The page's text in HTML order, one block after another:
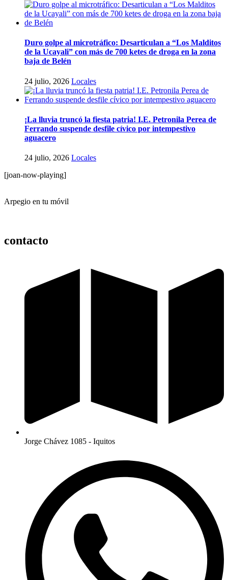
Duro golpe al microtráfico: Desarticulan a “Los Malditos
de la Ucayali” con más de 700 ketes de droga en la zona
baja de Belén
24 julio, 2026 Locales
¡La lluvia truncó la fiesta patria! I.E. Petronila Perea de
Ferrando suspende desfile cívico por intempestivo
aguacero
24 julio, 2026 Locales
[joan-now-playing]
Arpegio en tu móvil
contacto
Jorge Chávez 1085 - Iquitos